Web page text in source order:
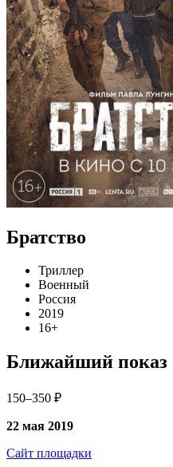
Братство
Триллер
Военный
Россия
2019
16+
Ближайший показ
150–350 ₽
22 мая 2019
Сайт площадки